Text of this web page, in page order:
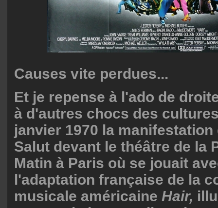
Causes vite perdues...
Et je repense à l'ado de
à d'autres chocs des
janvier 1970 la
Salut devant le théâtre de la
Matin à Paris où se jouait
l'adaptation française de la
musicale américaine Hair,